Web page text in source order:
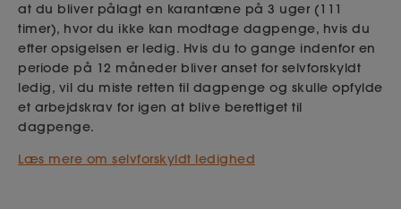
at du bliver pålagt en karantæne på 3 uger (111
timer), hvor du ikke kan modtage dagpenge, hvis du
efter opsigelsen er ledig. Hvis du to gange indenfor en
periode på 12 måneder bliver anset for selvforskyldt
ledig, vil du miste retten til dagpenge og skulle opfylde
et arbejdskrav for igen at blive berettiget til
dagpenge.
Læs mere om selvforskyldt ledighed